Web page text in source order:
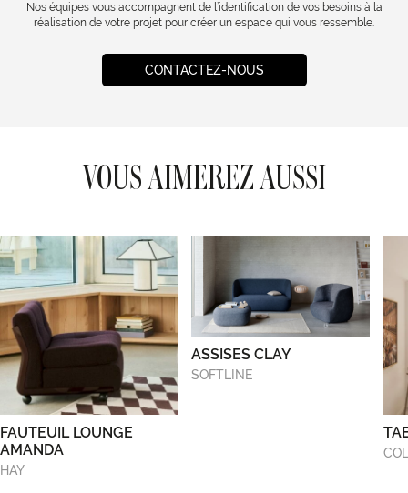
Nos équipes vous accompagnent de l’identification de vos besoins à la
réalisation de votre projet pour créer un espace qui vous ressemble.
CONTACTEZ-NOUS
VOUS AIMEREZ AUSSI
FAUTEUIL LOUNGE
AMANDA
HAY
ASSISES CLAY
SOFTLINE